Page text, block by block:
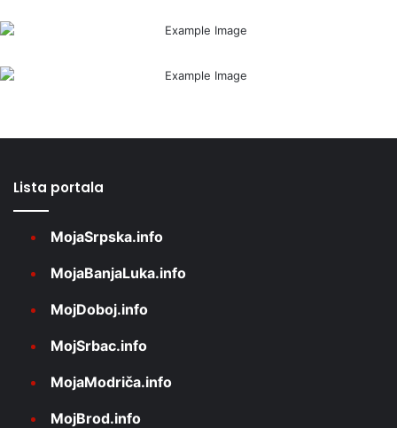
Lista portala
MojaSrpska.info
MojaBanjaLuka.info
MojDoboj.info
MojSrbac.info
MojaModriča.info
MojBrod.info